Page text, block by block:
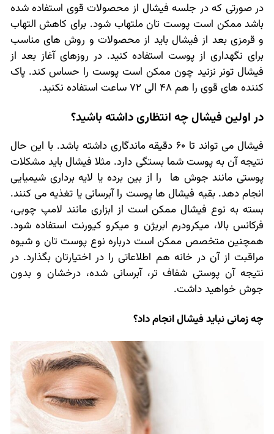
در صورتی که در جلسه فیشال از محصولات قوی استفاده شده
باشد ممکن است پوست تان ملتهاب شود. برای کاهش التهاب
و قرمزی بعد از فیشال باید از محصولات و روش های مناسب
برای نگهداری از پوست استفاده کنید. در روزهای آغاز بعد از
فیشال تونر نزنید چون ممکن است پوست را حساس کند. پاک
کننده های قوی را هم 48 الی 72 ساعت استفاده نکنید.
در اولین فیشال چه انتظاری داشته باشید؟
فیشال می تواند تا 60 دقیقه ماندگاری داشته باشد. با این حال
نتیجه آن به پوست شما بستگی دارد. مثلا فیشال باید مشکلات
پوستی مانند جوش ها را از بین برده یا لایه برداری شیمیایی
انجام دهد. بقیه فیشال ها پوست را آبرسانی یا تغذیه می کنند.
بسته به نوع فیشال ممکن است از ابزاری مانند لامپ چوبی،
فرکانس بالا، میکرودرم ابریژن و میکرو کیورنت استفاده شود.
همچنین متخصص ممکن است درباره نوع پوست تان و شیوه
مراقبت از آن در خانه هم اطلاعاتی را در اختیارتان بگذارد. در
نتیجه آن پوستی شفاف تر، آبرسانی شده، درخشان و بدون
جوش خواهید داشت.
چه زمانی نباید فیشال انجام داد؟